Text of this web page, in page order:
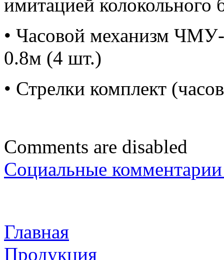
имитацией колокольного
• Часовой механизм
0.8м (4 шт.)
• Стрелки комплект
Comments are disabled
Социальные
Главная
Продукция